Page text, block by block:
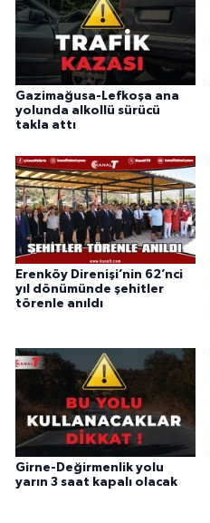
Gazimağusa-Lefkoşa ana
yolunda alkollü sürücü
takla attı
Erenköy Direnişi’nin 62’nci
yıl dönümünde şehitler
törenle anıldı
Girne-Değirmenlik yolu
yarın 3 saat kapalı olacak